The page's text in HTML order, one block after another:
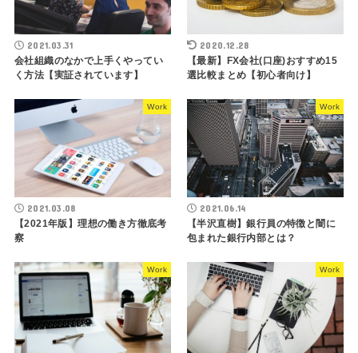
2021.03.31
会社組織のなかで上手くやってい
く方法【実証されています】
2020.12.28
【最新】FX会社(口座)おすすめ15
選比較まとめ【初心者向け】
Work
2021.03.08
【2021年版】理想の働き方徹底考
察
Work
2021.06.14
【半沢直樹】銀行員の特徴と闇に
包まれた銀行内部とは？
Work Work